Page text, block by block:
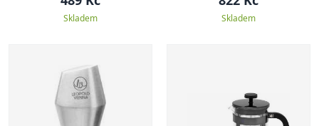
Skladem Skladem